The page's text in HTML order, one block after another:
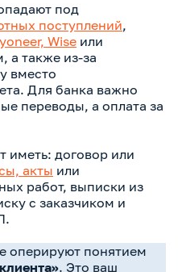
под
поступлений,
Wise или
а также из-за
вместо
Для банка важно
переводы, а оплата за
иметь: договор или
акты или
работ, выписки из
с заказчиком и
оперируют понятием
. Это ваш